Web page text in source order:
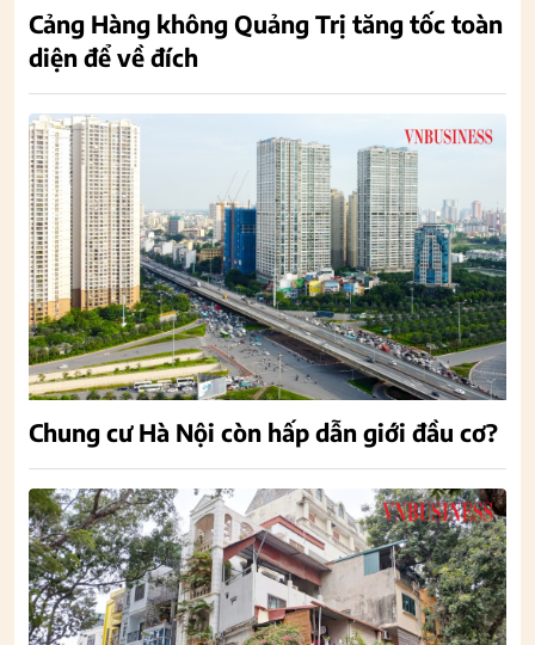
Cảng Hàng không Quảng Trị tăng tốc toàn
diện để về đích
Chung cư Hà Nội còn hấp dẫn giới đầu cơ?